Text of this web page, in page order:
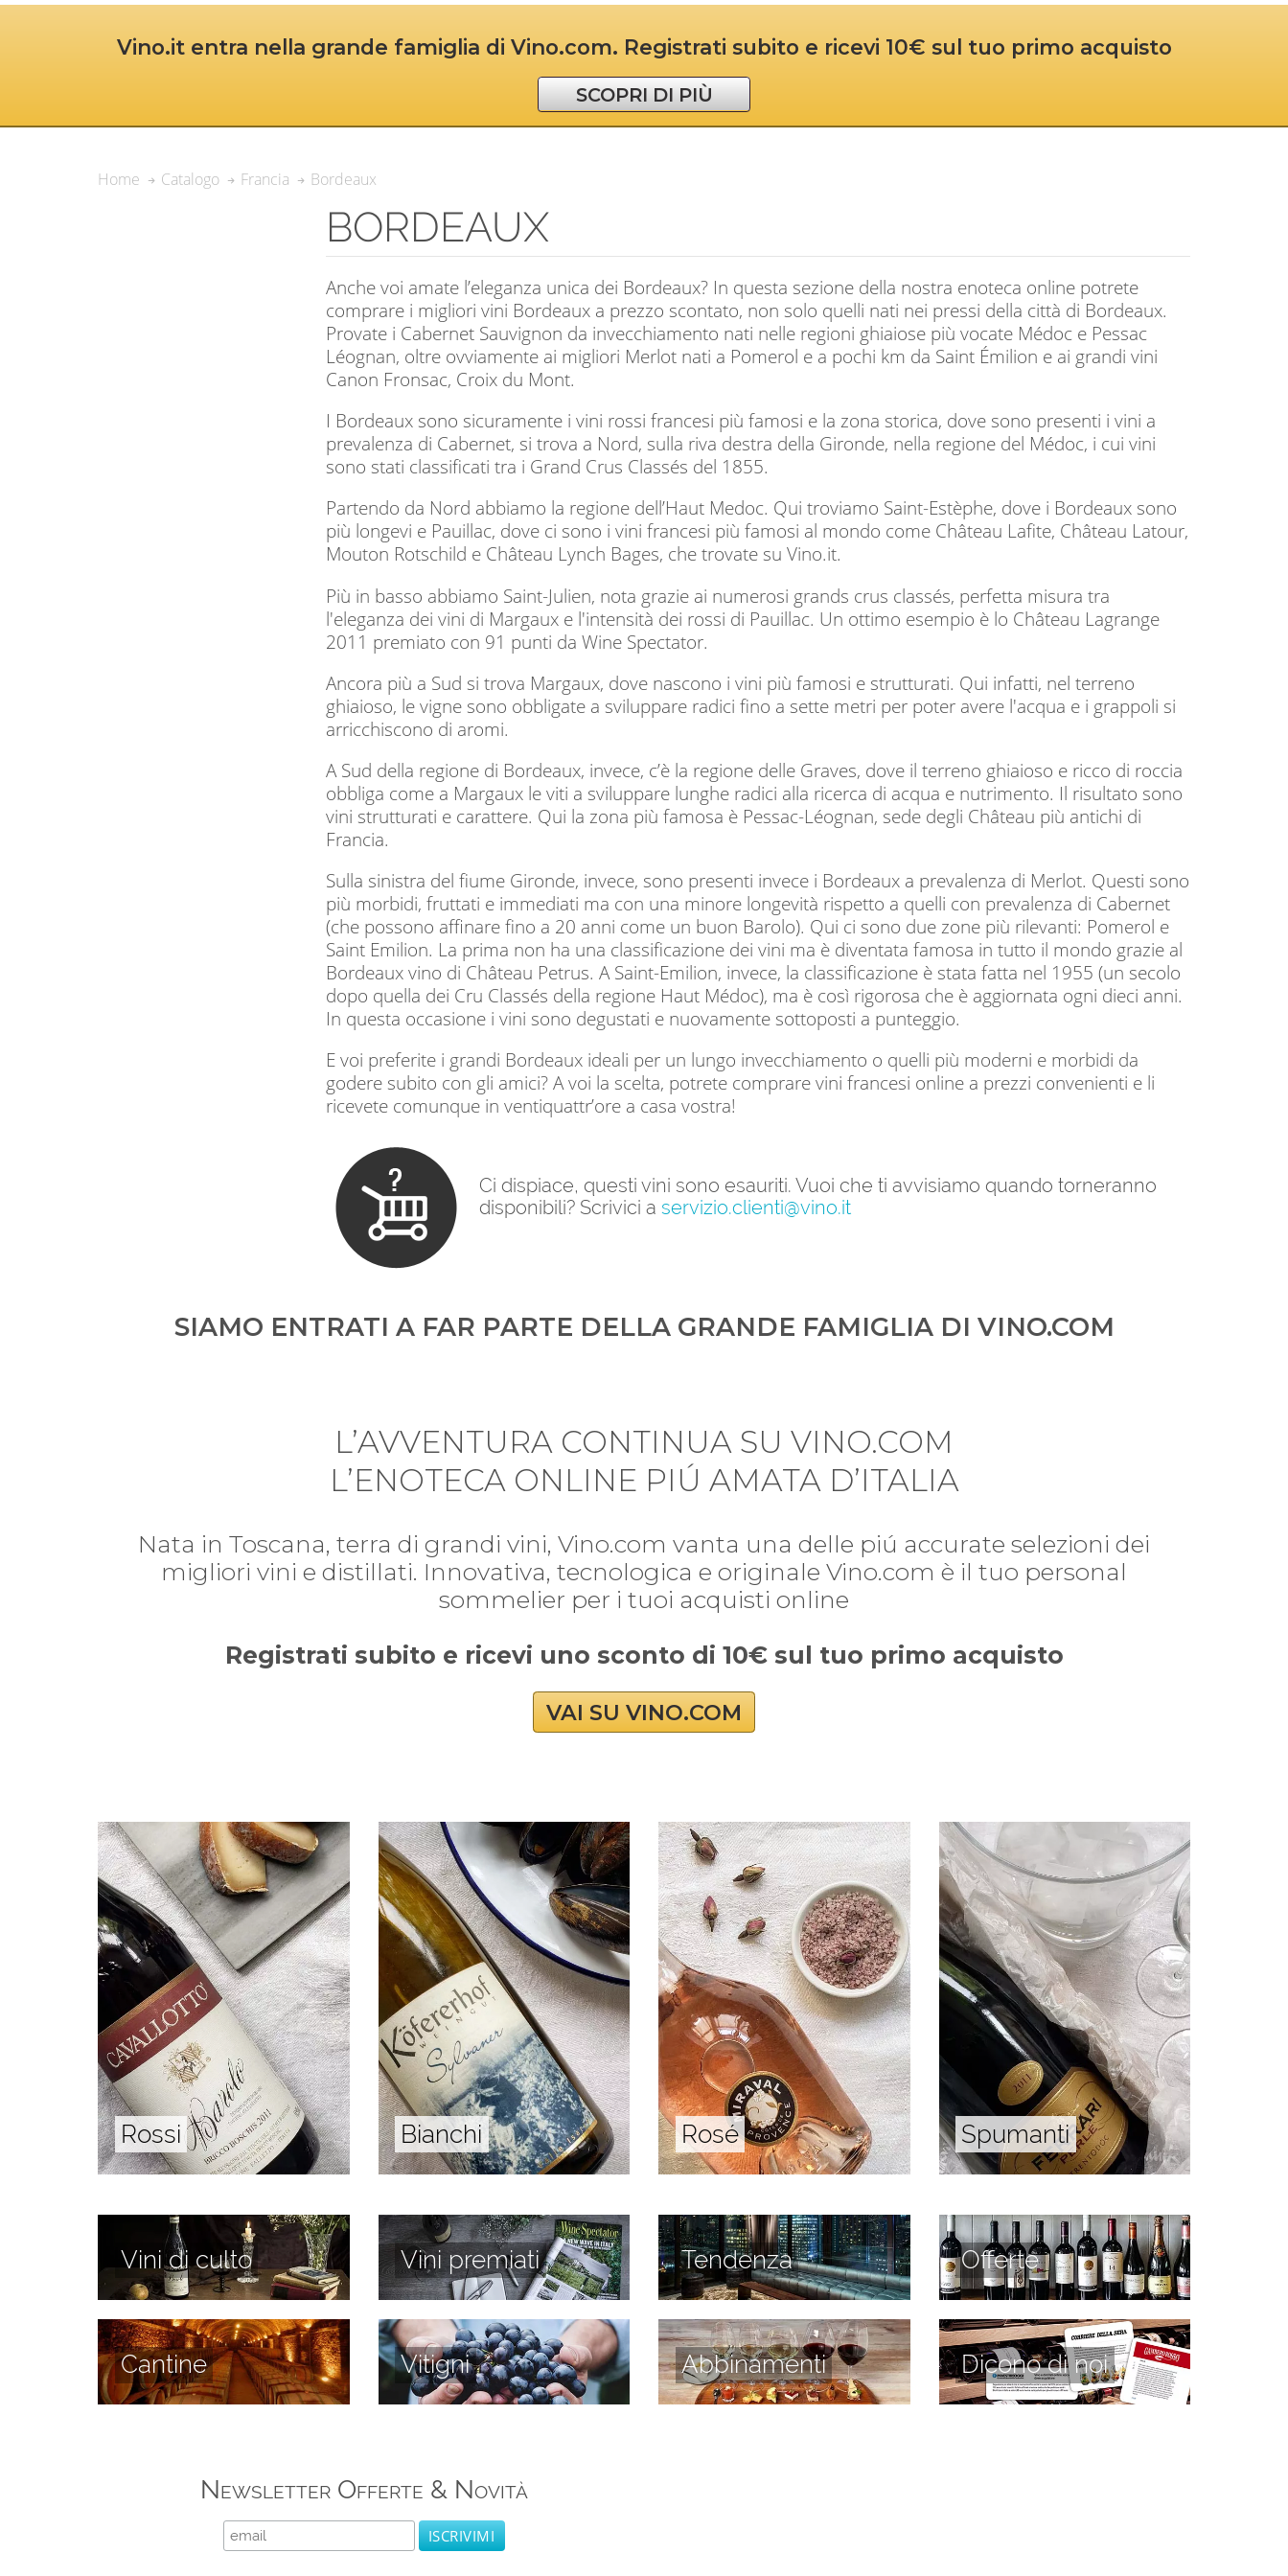
Vino.it entra nella grande famiglia di Vino.com. Registrati subito e ricevi 10€ sul tuo primo acquisto
SCOPRI DI PIÙ
Home Catalogo Francia Bordeaux
BORDEAUX
Anche voi amate l’eleganza unica dei Bordeaux? In questa sezione della nostra enoteca online potrete
comprare i migliori vini Bordeaux a prezzo scontato, non solo quelli nati nei pressi della città di Bordeaux.
Provate i Cabernet Sauvignon da invecchiamento nati nelle regioni ghiaiose più vocate Médoc e Pessac
Léognan, oltre ovviamente ai migliori Merlot nati a Pomerol e a pochi km da Saint Émilion e ai grandi vini
Canon Fronsac, Croix du Mont.
I Bordeaux sono sicuramente i vini rossi francesi più famosi e la zona storica, dove sono presenti i vini a
prevalenza di Cabernet, si trova a Nord, sulla riva destra della Gironde, nella regione del Médoc, i cui vini
sono stati classificati tra i Grand Crus Classés del 1855.
Partendo da Nord abbiamo la regione dell’Haut Medoc. Qui troviamo Saint-Estèphe, dove i Bordeaux sono
più longevi e Pauillac, dove ci sono i vini francesi più famosi al mondo come Château Lafite, Château Latour,
Mouton Rotschild e Château Lynch Bages, che trovate su Vino.it.
Più in basso abbiamo Saint-Julien, nota grazie ai numerosi grands crus classés, perfetta misura tra
l'eleganza dei vini di Margaux e l'intensità dei rossi di Pauillac. Un ottimo esempio è lo Château Lagrange
2011 premiato con 91 punti da Wine Spectator.
Ancora più a Sud si trova Margaux, dove nascono i vini più famosi e strutturati. Qui infatti, nel terreno
ghiaioso, le vigne sono obbligate a sviluppare radici fino a sette metri per poter avere l'acqua e i grappoli si
arricchiscono di aromi.
A Sud della regione di Bordeaux, invece, c’è la regione delle Graves, dove il terreno ghiaioso e ricco di roccia
obbliga come a Margaux le viti a sviluppare lunghe radici alla ricerca di acqua e nutrimento. Il risultato sono
vini strutturati e carattere. Qui la zona più famosa è Pessac-Léognan, sede degli Château più antichi di
Francia.
Sulla sinistra del fiume Gironde, invece, sono presenti invece i Bordeaux a prevalenza di Merlot. Questi sono
più morbidi, fruttati e immediati ma con una minore longevità rispetto a quelli con prevalenza di Cabernet
(che possono affinare fino a 20 anni come un buon Barolo). Qui ci sono due zone più rilevanti: Pomerol e
Saint Emilion. La prima non ha una classificazione dei vini ma è diventata famosa in tutto il mondo grazie al
Bordeaux vino di Château Petrus. A Saint-Emilion, invece, la classificazione è stata fatta nel 1955 (un secolo
dopo quella dei Cru Classés della regione Haut Médoc), ma è così rigorosa che è aggiornata ogni dieci anni.
In questa occasione i vini sono degustati e nuovamente sottoposti a punteggio.
E voi preferite i grandi Bordeaux ideali per un lungo invecchiamento o quelli più moderni e morbidi da
godere subito con gli amici? A voi la scelta, potrete comprare vini francesi online a prezzi convenienti e li
ricevete comunque in ventiquattr’ore a casa vostra!
Ci dispiace, questi vini sono esauriti. Vuoi che ti avvisiamo quando torneranno
disponibili? Scrivici a servizio.clienti@vino.it
SIAMO ENTRATI A FAR PARTE DELLA GRANDE FAMIGLIA DI VINO.COM
L’AVVENTURA CONTINUA SU VINO.COM
L’ENOTECA ONLINE PIÚ AMATA D’ITALIA
Nata in Toscana, terra di grandi vini, Vino.com vanta una delle piú accurate selezioni dei
migliori vini e distillati. Innovativa, tecnologica e originale Vino.com è il tuo personal
sommelier per i tuoi acquisti online
Registrati subito e ricevi uno sconto di 10€ sul tuo primo acquisto
VAI SU VINO.COM
Rossi Bianchi Rosé Spumanti
Vini di culto Vini premiati Tendenza Offerte
Cantine Vitigni Abbinamenti Dicono di noi
Newsletter Offerte & Novità